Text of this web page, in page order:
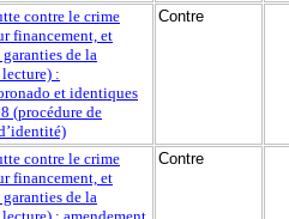
contre le crime
financement, et
de la
:
et identiques
(procédure de
Contre
contre le crime
financement, et
de la
Contre